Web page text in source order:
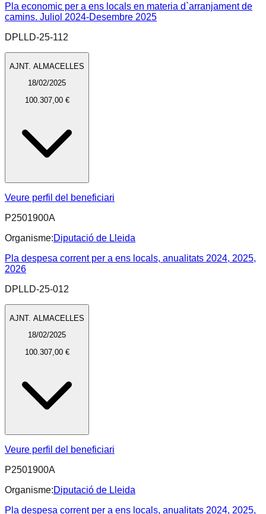
Pla economic per a ens locals en materia d`arranjament de
camins. Juliol 2024-Desembre 2025
DPLLD-25-112
AJNT. ALMACELLES
18/02/2025
100.307,00 €
Veure perfil del beneficiari
P2501900A
Organisme:Diputació de Lleida
Pla despesa corrent per a ens locals, anualitats 2024, 2025,
2026
DPLLD-25-012
AJNT. ALMACELLES
18/02/2025
100.307,00 €
Veure perfil del beneficiari
P2501900A
Organisme:Diputació de Lleida
Pla despesa corrent per a ens locals, anualitats 2024, 2025,